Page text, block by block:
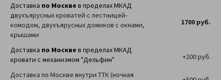
Доставка по Москве в пределах МКАД
двухъярусных кроватей с лестницей-
комодом, двухъярусных домиков с окнами,
крышами
1700 руб.
Доставка по Москве в пределах МКАД
кровати с механизмом "Дельфин"
+200 руб.
Доставка по Москве внутри ТТК (ночная